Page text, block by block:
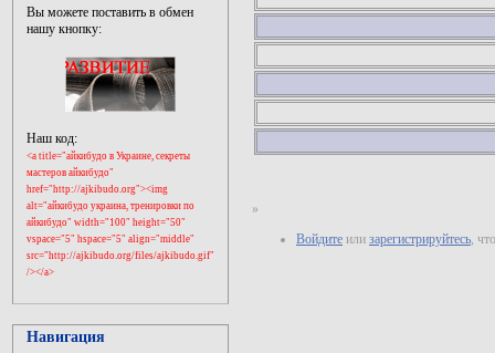
Вы можете поставить в обмен
нашу кнопку:
Наш код:
<a title="айкибудо в Украине, секреты
мастеров айкибудо"
href="http://ajkibudo.org"><img
alt="айкибудо украина, тренировки по
айкибудо" width="100" height="50"
vspace="5" hspace="5" align="middle"
src="http://ajkibudo.org/files/ajkibudo.gif"
/></a>
Навигация
»
Войдите или зарегистрируйтесь,